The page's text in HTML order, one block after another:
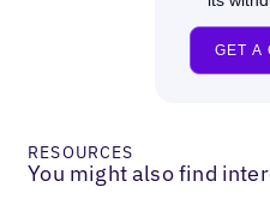
RESOURCES
You might also find